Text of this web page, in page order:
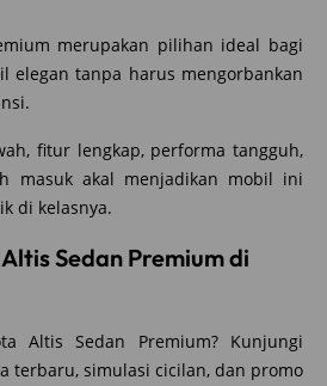
merupakan pilihan ideal bagi
elegan tanpa harus mengorbankan
fitur lengkap, performa tangguh,
masuk akal menjadikan mobil ini
di kelasnya.
Sedan Premium di
Altis Sedan Premium? Kunjungi
terbaru, simulasi cicilan, dan promo